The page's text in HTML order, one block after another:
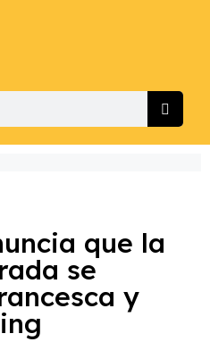
que la
se
y